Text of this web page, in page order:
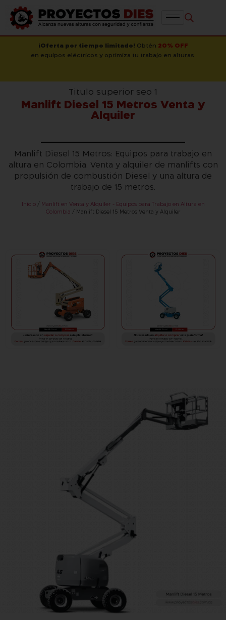
¡Oferta por tiempo limitado! Obtén 20% OFF
en equipos eléctricos y optimiza tu trabajo en alturas.
Titulo superior seo 1
Manlift Diesel 15 Metros Venta y
Alquiler
Manlift Diesel 15 Metros: Equipos para trabajo en
altura en Colombia. Venta y alquiler de manlifts con
propulsión de combustión Diesel y una altura de
trabajo de 15 metros.
Inicio/ Manlift en Venta y Alquiler - Equipos para Trabajo en Altura en
Colombia / Manlift Diesel 15 Metros Venta y Alquiler